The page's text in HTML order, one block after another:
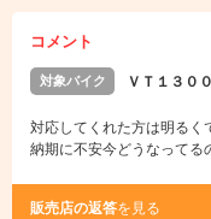
コメント
対象バイク ＶＴ１３０
対応してくれた方は明るく
納期に不安今どうなってる
販売店の返答を見る